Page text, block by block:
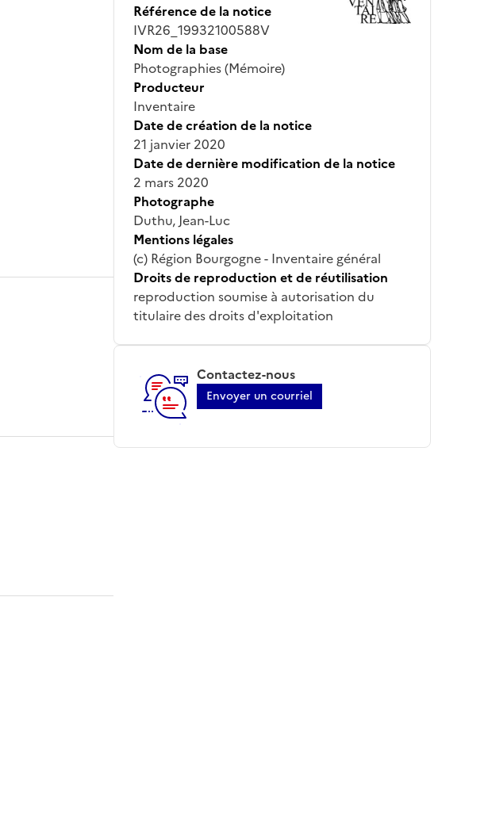
Référence de la notice
IVR26_19932100588V
Nom de la base
Photographies (Mémoire)
Producteur
Inventaire
Date de création de la notice
21 janvier 2020
Date de dernière modification de la notice
2 mars 2020
Photographe
Duthu, Jean-Luc
Mentions légales
(c) Région Bourgogne - Inventaire général
Droits de reproduction et de réutilisation
reproduction soumise à autorisation du
titulaire des droits d'exploitation
Contactez-nous
Envoyer un courriel